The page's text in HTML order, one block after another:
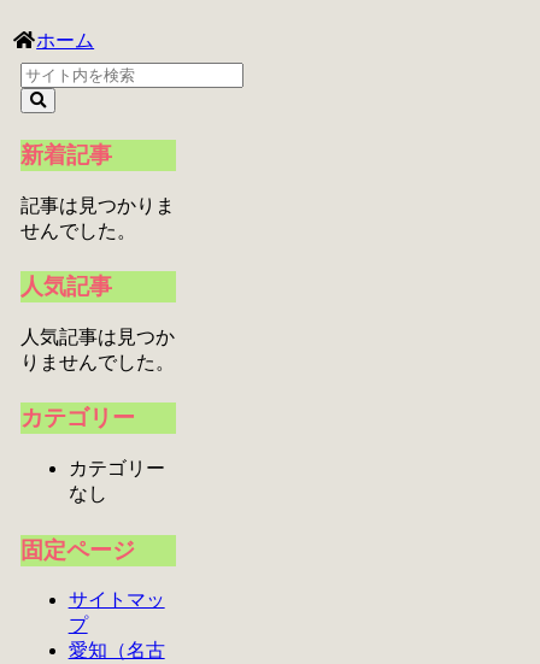
ホーム
新着記事
記事は見つかりま
せんでした。
人気記事
人気記事は見つか
りませんでした。
カテゴリー
カテゴリー
なし
固定ページ
サイトマッ
プ
愛知（名古